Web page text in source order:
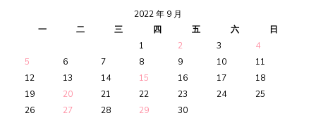
2022 年 9 月
一
二 三 四 五 六
日
1
2 3
4
5
6 7 8 9 10
11
12
13 14 15 16 17
18
19
20 21 22 23 24
25
26
27 28 29 30